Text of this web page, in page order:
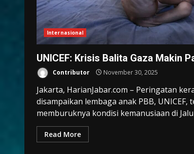
Internasional
UNICEF: Krisis Balita Gaza Makin
Contributor November 30, 2025
Jakarta, HarianJabar.com – Peringatan
disampaikan lembaga anak PBB, UNICEF,
memburuknya kondisi kemanusiaan di
Read More